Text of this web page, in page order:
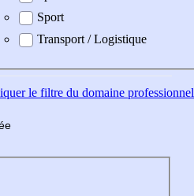
Sport
Transport / Logistique
le filtre du domaine professionnel